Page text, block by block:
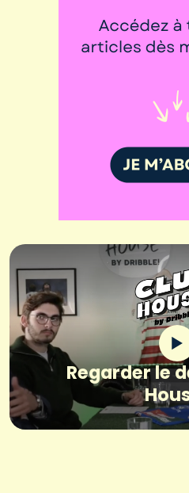
Regarder le